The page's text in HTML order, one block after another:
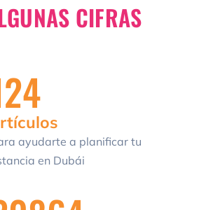
CIFRAS
ayudarte a planificar tu
en Dubái